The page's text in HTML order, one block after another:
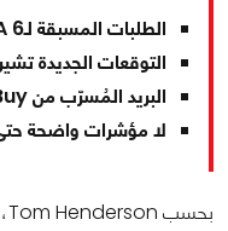
الطلبات المسبقة لـGTA 6 قد لا تبدأ يوم 18 مايو
التوقعات الجديدة
البريد المُسرّب من Best Buy يبدو حقيقيًا بالفعل ولكن…
لا مؤشرات واضحة
بحسب Tom Henderson، فإن